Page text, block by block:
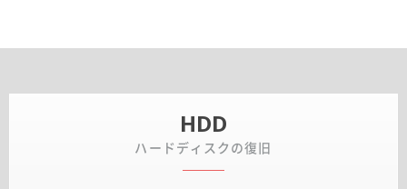
HDD
ハードディスクの復旧